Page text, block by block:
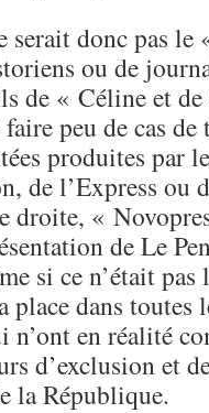
serait donc pas
ou de
de « Céline et
peu de cas
produites par
de l’Express ou
droite, «
de Le
si ce n’était
place dans
en réalité
d’exclusion et
la République.